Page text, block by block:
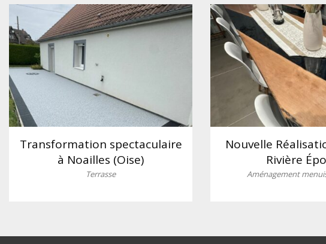
Transformation spectaculaire
à Noailles (Oise)
Terrasse
Nouvelle
Rivière
Aménagement